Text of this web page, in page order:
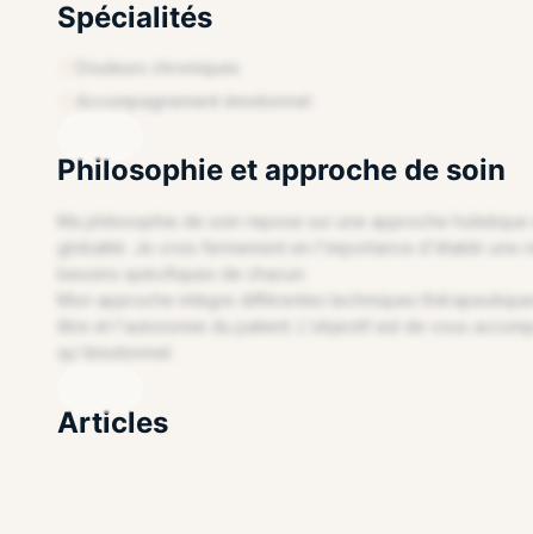
Spécialités
Douleurs chroniques
Accompagnement émotionnel
Philosophie et approche de soin
Ma philosophie de soin repose sur une approche
globalité. Je crois fermement en l'importance d'établir
besoins spécifiques de chacun.
Mon approche intègre différentes techniques
être et l'autonomie du patient. L'objectif est de vous
Articles